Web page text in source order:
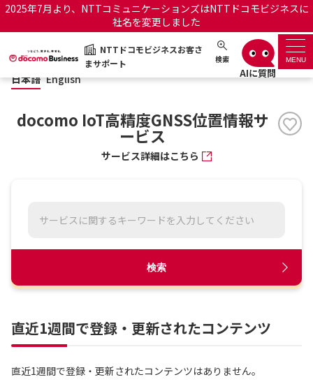
2025年7月より、NTTコミュニケーションズはNTTドコモビジネスに
社名を変更しました
NTTドコモビジネスお客さ
まサポート
検索 MENU
NTTドコモビジネスお客さまサポート 日本語 English
サポートトップ
サービス名から探す
OCNのお客さまはこちら
ビス
オフィシャルサイト
日本語 English
docomo IoT高精度GNSS位置情報サ
ービス
サービス詳細はこちら
検索
直近1週間で登録・更新されたコンテンツ
直近1週間で登録・更新されたコンテンツはありません。